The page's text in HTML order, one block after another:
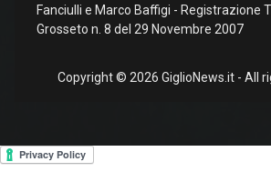
Fanciulli e Marco Baffigi - Registrazione
Grosseto n. 8 del 29 Novembre 2007
Copyright © 2026 GiglioNews.it - All